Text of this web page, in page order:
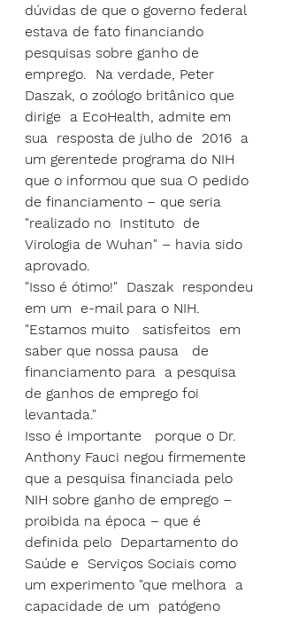
dúvidas de que o governo federal
estava de fato financiando
pesquisas sobre ganho de
emprego.  Na verdade, Peter
Daszak, o zoólogo britânico que
dirige  a EcoHealth, admite em
sua  resposta de julho de  2016  a
um gerentede programa do NIH
que o informou que sua O pedido
de financiamento – que seria
"realizado no  Instituto  de
Virologia de Wuhan" – havia sido
aprovado.
"Isso é ótimo!"  Daszak  respondeu
em um  e-mail para o NIH.
"Estamos muito   satisfeitos  em
saber que nossa pausa   de
financiamento para  a pesquisa
de ganhos de emprego foi
levantada."
Isso é importante porque o Dr.
Anthony Fauci negou firmemente
que a pesquisa financiada pelo
NIH sobre ganho de emprego –
proibida na época – que é
definida pelo  Departamento do
Saúde e  Serviços Sociais como
um experimento "que melhora  a
capacidade de um  patógeno